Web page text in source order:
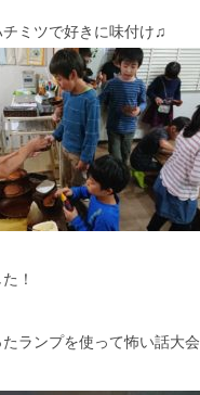
ミツで好きに味付け♫
！
ランプを使って怖い話大会